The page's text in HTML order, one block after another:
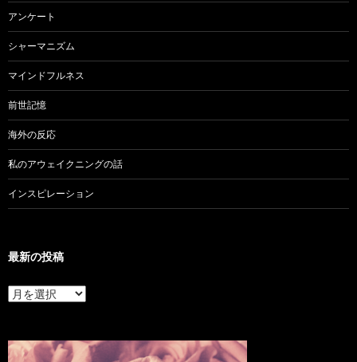
アンケート
シャーマニズム
マインドフルネス
前世記憶
海外の反応
私のアウェイクニングの話
インスピレーション
最新の投稿
最
新
稿